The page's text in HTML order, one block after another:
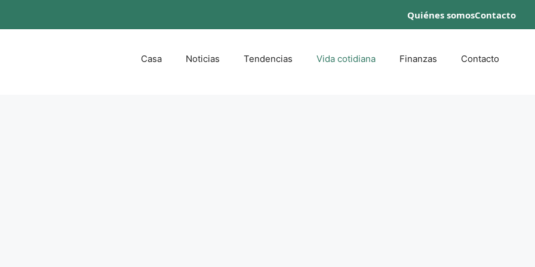
Quiénes somosContacto
Casa Noticias Tendencias Vida cotidiana Finanzas Contacto